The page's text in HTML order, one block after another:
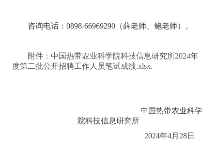
咨询电话：0898-66969290（薛老师、鲍老师）。
附件：中国热带农业科学院科技信息研究所2024年
度第二批公开招聘工作人员笔试成绩.xlsx.
中国热带农业科学
院科技信息研究所
2024年4月28日